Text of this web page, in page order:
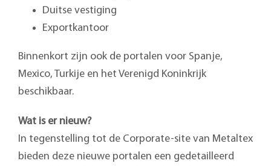
Duitse vestiging
Exportkantoor
Binnenkort zijn ook de portalen voor Spanje,
Mexico, Turkije en het Verenigd Koninkrijk
beschikbaar.
Wat is er nieuw?
In tegenstelling tot de Corporate-site van Metaltex
bieden deze nieuwe portalen een gedetailleerd